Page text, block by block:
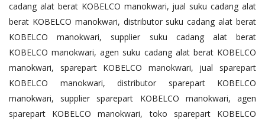
cadang alat berat KOBELCO manokwari, jual suku cadang alat
berat KOBELCO manokwari, distributor suku cadang alat berat
KOBELCO manokwari, supplier suku cadang alat berat
KOBELCO manokwari, agen suku cadang alat berat KOBELCO
manokwari, sparepart KOBELCO manokwari, jual sparepart
KOBELCO manokwari, distributor sparepart KOBELCO
manokwari, supplier sparepart KOBELCO manokwari, agen
sparepart KOBELCO manokwari, toko sparepart KOBELCO